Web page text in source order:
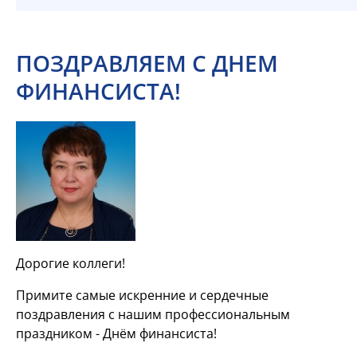
ПОЗДРАВЛЯЕМ С ДНЕМ
ФИНАНСИСТА!
Дорогие коллеги!
Примите самые искренние и сердечные
поздравления с нашим профессиональным
праздником - Днём финансиста!